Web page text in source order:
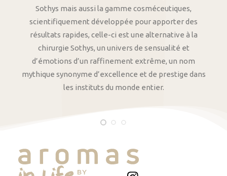
Sothys mais aussi la gamme cosméceutiques,
scientifiquement développée pour apporter des
résultats rapides, celle-ci est une alternative à la
chirurgie Sothys, un univers de sensualité et
d’émotions d’un raffinement extrême, un nom
mythique synonyme d’excellence et de prestige dans
les instituts du monde entier.